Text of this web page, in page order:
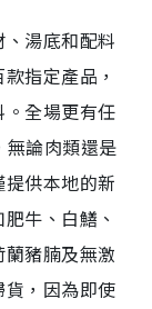
湯底和配料
指定產品，
。全場更有任
論肉類還是
供本地的新
肥牛、白鱔、
豬腩及無激
， 因為即使